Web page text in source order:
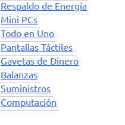
Respaldo de Energía
Mini PCs
Todo en Uno
Pantallas Táctiles
Gavetas de Dinero
Balanzas
Suministros
Computación